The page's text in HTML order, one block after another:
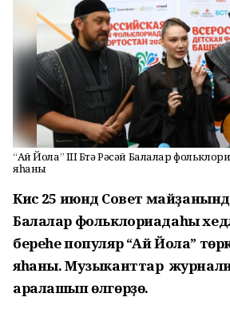
“Ай Йола” III Бөтә Рәсәй Балалар
яһаны
Кисә 25 июндә Совет
Балалар фольклориадаһы
береһе популяр “Ай Йола”
яһаны. Музыканттар
аралашып өлгөрҙө.